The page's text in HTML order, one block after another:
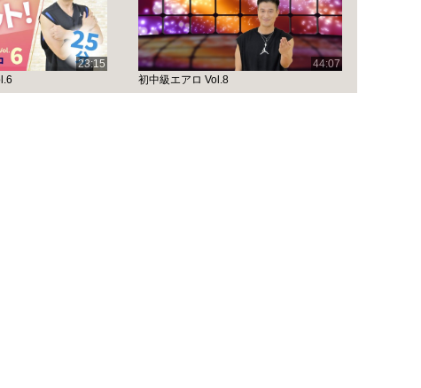
23:15
44:07
初中級エアロ Vol.8